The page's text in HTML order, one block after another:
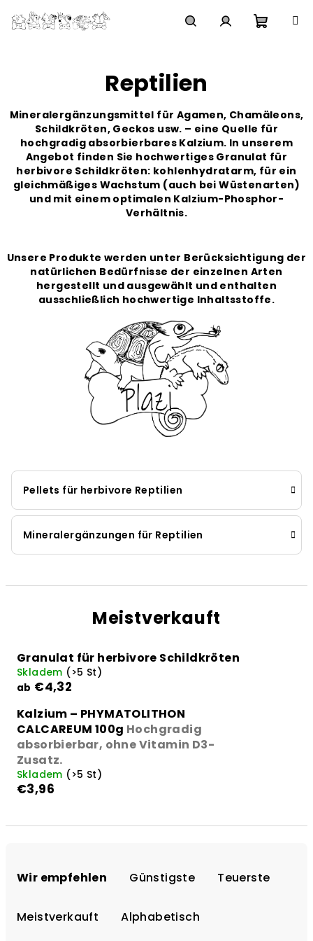
Inhalt
springen
Reptilien
Mineralergänzungsmittel für Agamen, Chamäleons,
Schildkröten, Geckos usw. – eine Quelle für
hochgradig absorbierbares Kalzium. In unserem
Angebot finden Sie hochwertiges Granulat für
herbivore Schildkröten: kohlenhydratarm, für ein
gleichmäßiges Wachstum (auch bei Wüstenarten)
und mit einem optimalen Kalzium-Phosphor-
Verhältnis.
Unsere Produkte werden unter Berücksichtigung der
natürlichen Bedürfnisse der einzelnen Arten
hergestellt und ausgewählt und enthalten
ausschließlich hochwertige Inhaltsstoffe.
Pellets für herbivore Reptilien
Mineralergänzungen für Reptilien
Meistverkauft
Granulat für herbivore Schildkröten
Skladem (>5 St)
ab €4,32
Kalzium – PHYMATOLITHON
CALCAREUM 100g Hochgradig
absorbierbar, ohne Vitamin D3-
Zusatz.
Skladem (>5 St)
€3,96
Wir empfehlen Günstigste Teuerste
Meistverkauft Alphabetisch